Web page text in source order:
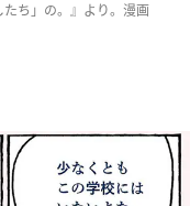
ち」の。』より。漫画